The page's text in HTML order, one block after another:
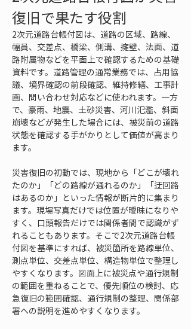
復旧で果たす役割
2次元道路台帳付図は、道路の区域、路線、
幅員、交差点、橋梁、側溝、擁壁、法面、道
路附属物などを平面上で確認するための基礎
資料です。道路管理の通常業務では、占用協
議、境界確認の前段確認、維持修繕、工事計
画、問い合わせ対応などに使われます。一方
で、豪雨、地震、土砂災害、河川氾濫、斜面
崩壊などが発生した場合には、被災前の道路
状態を確認する手がかりとして価値が高まり
ます。
災害復旧の初動では、現地から「どこが壊れ
たのか」「どの路線が通れるのか」「迂回路
はあるのか」といった情報が断片的に集まり
ます。現場写真だけでは位置が曖昧になりや
すく、口頭報告だけでは関係者間で認識がず
れることもあります。そこで2次元道路台帳
付図を基準にすれば、被災箇所を路線単位、
測点単位、交差点単位、構造物単位で整理し
やすくなります。図面上に被災点や通行規制
の範囲を重ねることで、優先順位の検討、応
急復旧の範囲確認、通行規制の整理、関係部
署への説明を進めやすくなります。